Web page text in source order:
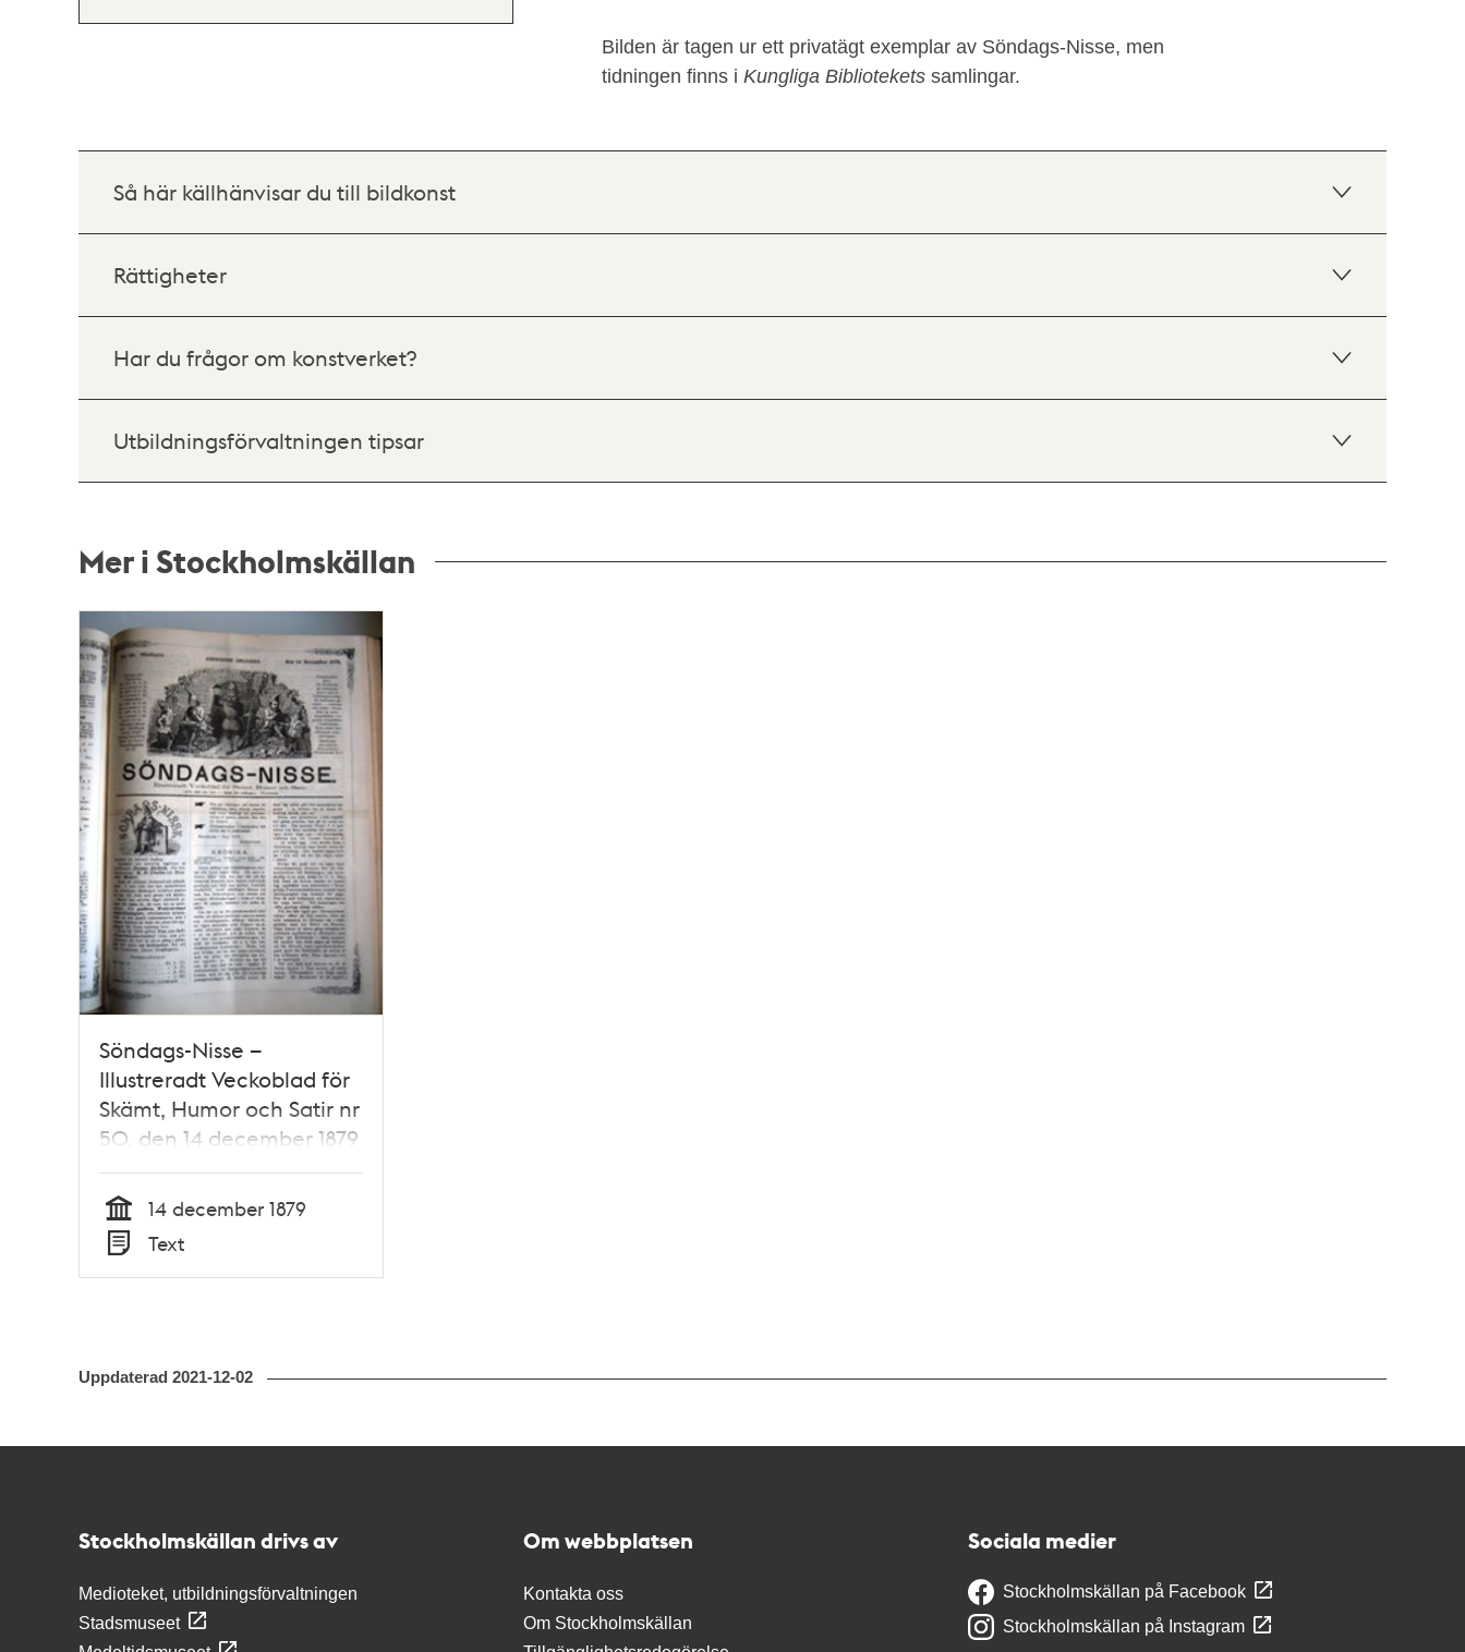
Bilden är tagen ur ett privatägt exemplar av Söndags-Nisse, men
tidningen finns i Kungliga Bibliotekets samlingar.
Så här källhänvisar du till bildkonst
Rättigheter
Har du frågor om konstverket?
Utbildningsförvaltningen tipsar
Mer i Stockholmskällan
Relaterade
poster
och
teman
Söndags-Nisse –
Illustreradt Veckoblad för
Skämt, Humor och Satir nr
50, den 14 december 1879
Tid
14 december 1879
Typ
Text
Uppdaterad 2021-12-02
Stockholmskällan drivs av
Medioteket, utbildningsförvaltningen
Stadsmuseet
Om webbplatsen
Kontakta oss
Om Stockholmskällan
Sociala medier
Stockholmskällan på Facebook
Stockholmskällan på Instagram